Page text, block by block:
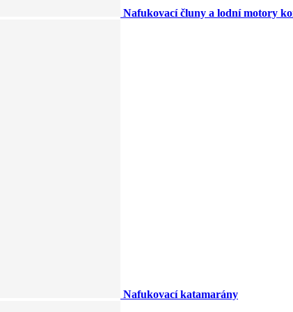
Nafukovací čluny a lodní motory
Nafukovací katamarány